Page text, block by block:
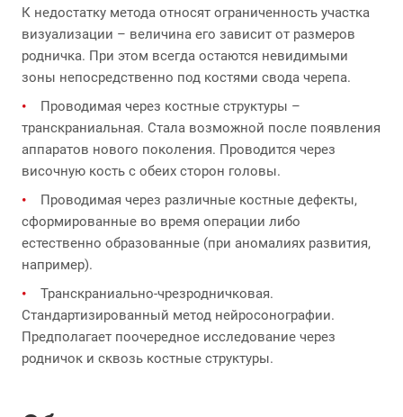
К недостатку метода относят ограниченность участка
визуализации – величина его зависит от размеров
родничка. При этом всегда остаются невидимыми
зоны непосредственно под костями свода черепа.
Проводимая через костные структуры –
транскраниальная. Стала возможной после появления
аппаратов нового поколения. Проводится через
височную кость с обеих сторон головы.
Проводимая через различные костные дефекты,
сформированные во время операции либо
естественно образованные (при аномалиях развития,
например).
Транскраниально-чрезродничковая.
Стандартизированный метод нейросонографии.
Предполагает поочередное исследование через
родничок и сквозь костные структуры.